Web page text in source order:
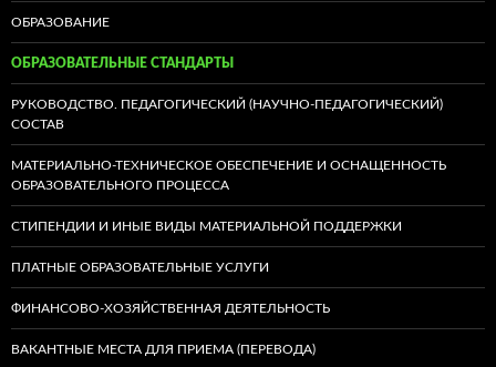
ОБРАЗОВАНИЕ
ОБРАЗОВАТЕЛЬНЫЕ СТАНДАРТЫ
РУКОВОДСТВО. ПЕДАГОГИЧЕСКИЙ (НАУЧНО-ПЕДАГОГИЧЕСКИЙ)
СОСТАВ
МАТЕРИАЛЬНО-ТЕХНИЧЕСКОЕ ОБЕСПЕЧЕНИЕ И ОСНАЩЕННОСТЬ
ОБРАЗОВАТЕЛЬНОГО ПРОЦЕССА
СТИПЕНДИИ И ИНЫЕ ВИДЫ МАТЕРИАЛЬНОЙ ПОДДЕРЖКИ
ПЛАТНЫЕ ОБРАЗОВАТЕЛЬНЫЕ УСЛУГИ
ФИНАНСОВО-ХОЗЯЙСТВЕННАЯ ДЕЯТЕЛЬНОСТЬ
ВАКАНТНЫЕ МЕСТА ДЛЯ ПРИЕМА (ПЕРЕВОДА)